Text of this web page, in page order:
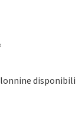
disponibili